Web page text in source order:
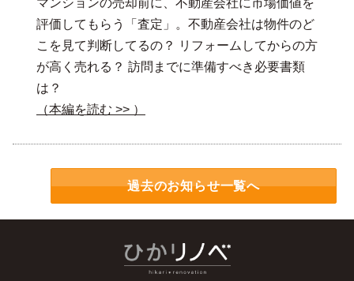
マンションの売却前に、不動産会社に市場価値を
評価してもらう「査定」。不動産会社は物件のど
こを見て判断してるの？ リフォームしてからの方
が高く売れる？ 訪問までに準備すべき必要書類
は？
（本編を読む >> ）
過去のお知らせ一覧へ